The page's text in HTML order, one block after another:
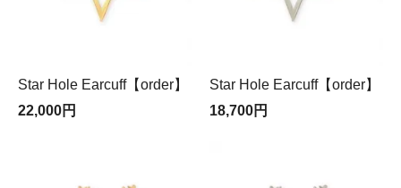
Star Hole Earcuff【order】
22,000円
Star Hole Earcuff【order】
18,700円